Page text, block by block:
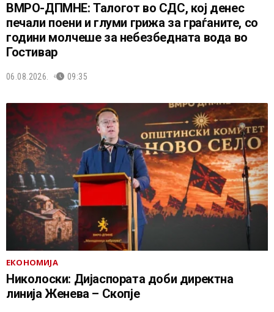
ВМРО-ДПМНЕ: Талогот во СДС, кој денес
печали поени и глуми грижа за граѓаните, со
години молчеше за небезбедната вода во
Гостивар
06.08.2026. 09:35
ЕКОНОМИЈА
Николоски: Дијаспората доби директна
линија Женева – Скопје